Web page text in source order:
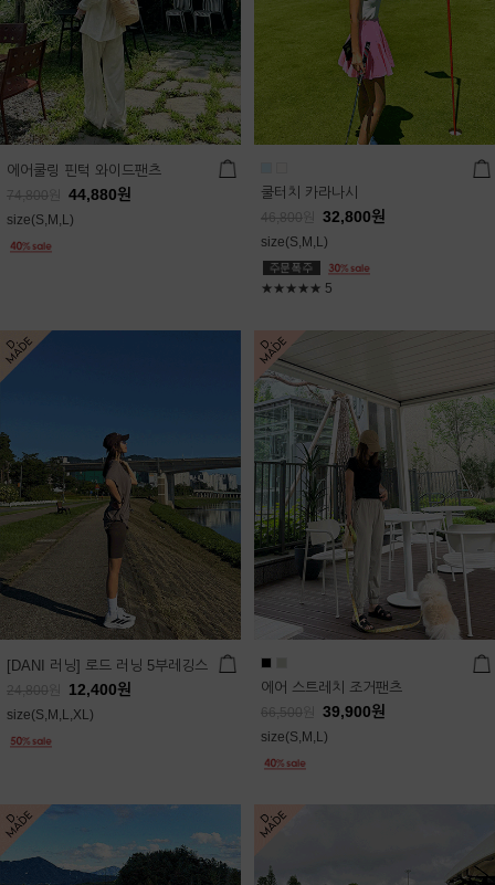
에어쿨링 핀턱 와이드팬츠
74,800 44,880원
size(S,M,L)
쿨터치 카라나시
46,800 32,800원
size(S,M,L)
★★★★★ 5
[DANI 러닝] 로드 러닝 5부레깅스
24,800 12,400원
size(S,M,L,XL)
에어 스트레치 조거팬츠
66,500 39,900원
size(S,M,L)